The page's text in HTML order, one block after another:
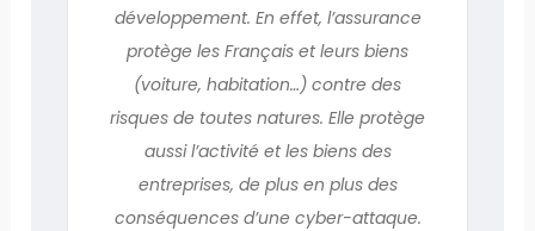
développement. En effet, l’assurance
protège les Français et leurs biens
(voiture, habitation…) contre des
risques de toutes natures. Elle protège
aussi l’activité et les biens des
entreprises, de plus en plus des
conséquences d’une cyber-attaque.